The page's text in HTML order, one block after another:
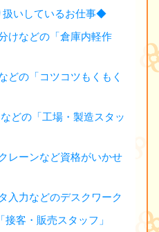
いしているお仕事◆
けなどの「倉庫内軽作
どの「コツコツもくもく
どの「工場・製造スタッ
レーンなど資格がいかせ
入力などのデスクワーク
接客・販売スタッフ」